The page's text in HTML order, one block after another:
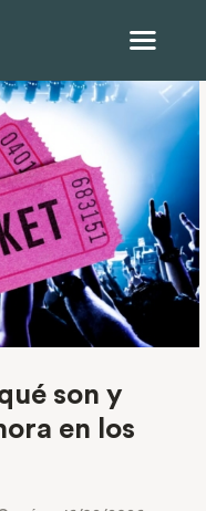
son y
en los